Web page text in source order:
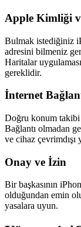
Apple Kimliği
Bulmak istediğiniz
adresini bilmeniz
Haritalar
gereklidir.
İnternet
Doğru konum takibi
Bağlantı olmadan
ve cihaz
Onay ve İzin
Bir başkasının
olduğundan emin
yasalara uyun.